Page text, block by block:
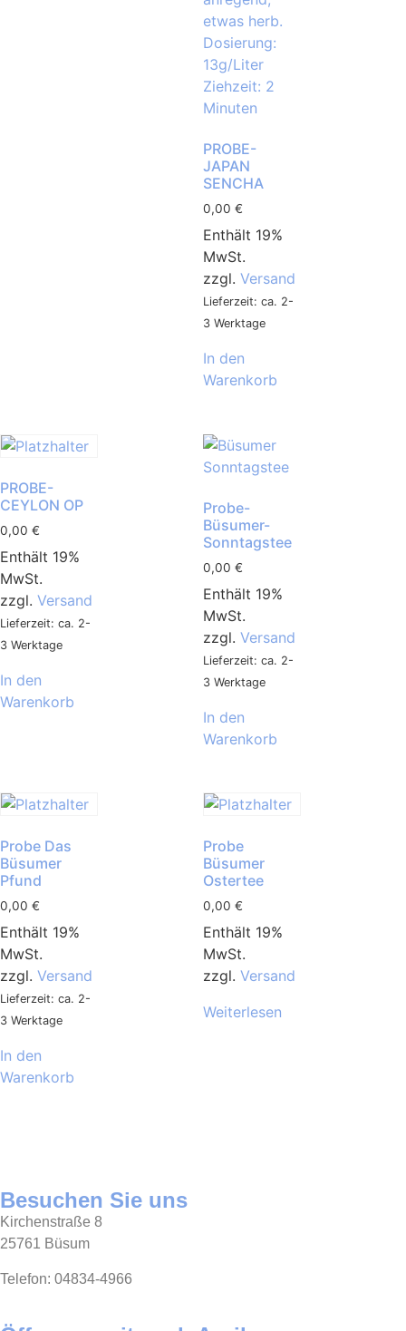
PROBE-
JAPAN
SENCHA
0,00 €
Enthält 19%
MwSt.
zzgl. Versand
Lieferzeit: ca. 2-
3 Werktage
In den
Warenkorb
PROBE-
CEYLON OP
0,00 €
Enthält 19%
MwSt.
zzgl. Versand
Lieferzeit: ca. 2-
3 Werktage
In den
Warenkorb
Probe-
Büsumer-
Sonntagstee
0,00 €
Enthält 19%
MwSt.
zzgl. Versand
Lieferzeit: ca. 2-
3 Werktage
In den
Warenkorb
Probe Das
Büsumer
Pfund
0,00 €
Enthält 19%
MwSt.
zzgl. Versand
Lieferzeit: ca. 2-
3 Werktage
In den
Warenkorb
Probe
Büsumer
Ostertee
0,00 €
Enthält 19%
MwSt.
zzgl. Versand
Weiterlesen
Besuchen Sie uns
Kirchenstraße 8
25761 Büsum
Telefon: 04834-4966